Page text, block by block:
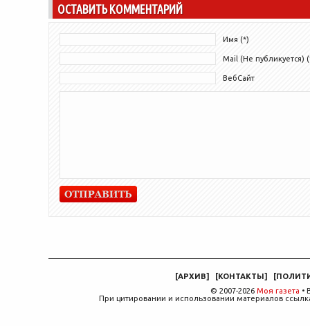
ОСТАВИТЬ КОММЕНТАРИЙ
Имя (*)
Mail (Не публикуется)
ВебСайт
[АРХИВ] [КОНТАКТЫ] [
© 2007-2026 Моя газета •
При цитировании и использовании материалов